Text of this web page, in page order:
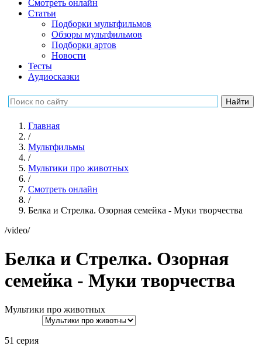
Смотреть онлайн
Статьи
Подборки мультфильмов
Обзоры мультфильмов
Подборки артов
Новости
Тесты
Аудиосказки
Главная
/
Мультфильмы
/
Мультики про животных
/
Смотреть онлайн
/
Белка и Стрелка. Озорная семейка - Муки творчества
/video/
Белка и Стрелка. Озорная
семейка - Муки творчества
Мультики про животных
51 серия